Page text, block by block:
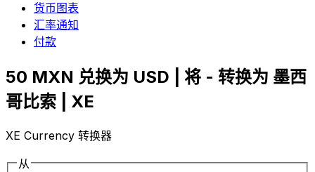
货币图表
汇率通知
付款
50 MXN 兑换为 USD | 将 - 转换为 墨西
哥比索 | XE
XE Currency 转换器
从